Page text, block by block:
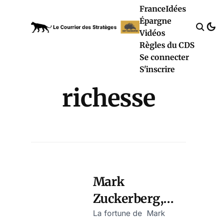
FranceIdées
Épargne
Vidéos
Règles du CDS
Se connecter
S'inscrire
richesse
Mark
Zuckerberg,
La fortune de Mark